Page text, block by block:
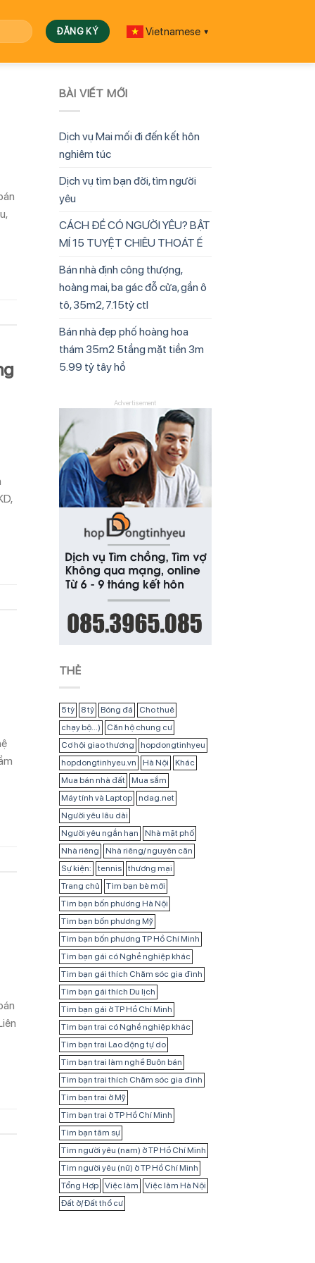
Vietnamese ▼
BÀI VIẾT MỚI
Dịch vụ Mai mối đi đến kết hôn
nghiêm túc
Dịch vụ tìm bạn đời, tìm người
yêu
CÁCH ĐỂ CÓ NGƯỜI YÊU? BẬT
MÍ 15 TUYỆT CHIÊU THOÁT Ế
Bán nhà định công thượng,
hoàng mai, ba gác đỗ cửa, gần ô
tô, 35m2, 7.15tỷ ctl
Bán nhà đẹp phố hoàng hoa
thám 35m2 5tầng mặt tiền 3m
5.99 tỷ tây hồ
Advertisement
THẺ
5 tỷ 8 tỷ Bóng đá
Cho thuê
chạy bộ...)
Căn hộ chung cư
Cơ hội giao thương
hopdongtinhyeu
hopdongtinhyeu.vn
Hà Nội
Khác
Mua bán nhà đất
Mua sắm
Máy tính và Laptop
ndag.net
Người yêu lâu dài
Người yêu ngắn hạn
Nhà mặt phố
Nhà riêng
Nhà riêng/ nguyên căn
Sự kiện:
tennis
thương mại
Trang chủ
Tìm bạn bè mới
Tìm bạn bốn phương Hà Nội
Tìm bạn bốn phương Mỹ
Tìm bạn bốn phương TP Hồ Chí Minh
Tìm bạn gái có Nghề nghiệp khác
Tìm bạn gái thích Chăm sóc gia đình
Tìm bạn gái thích Du lịch
Tìm bạn gái ở TP Hồ Chí Minh
Tìm bạn trai có Nghề nghiệp khác
Tìm bạn trai Lao động tự do
Tìm bạn trai làm nghề Buôn bán
Tìm bạn trai thích Chăm sóc gia đình
Tìm bạn trai ở Mỹ
Tìm bạn trai ở TP Hồ Chí Minh
Tìm bạn tâm sự
Tìm người yêu (nam) ở TP Hồ Chí Minh
Tìm người yêu (nữ) ở TP Hồ Chí Minh
Tổng Hợp
Việc làm
Việc làm Hà Nội
Đất ở/ Đất thổ cư